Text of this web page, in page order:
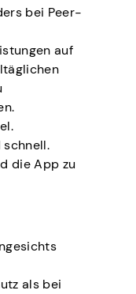
bei Peer-
auf
schnell.
die App zu
als bei